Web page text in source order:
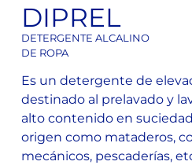
DIPREL
DETERGENTE ALCALINO
DE ROPA
Es un detergente de
destinado al prelavado y
alto contenido en
origen como mataderos,
mecánicos, pescaderías,